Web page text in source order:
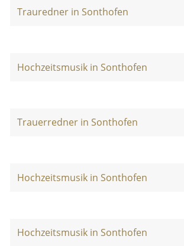
Trauredner in Sonthofen
Hochzeitsmusik in Sonthofen
Trauerredner in Sonthofen
Hochzeitsmusik in Sonthofen
Hochzeitsmusik in Sonthofen